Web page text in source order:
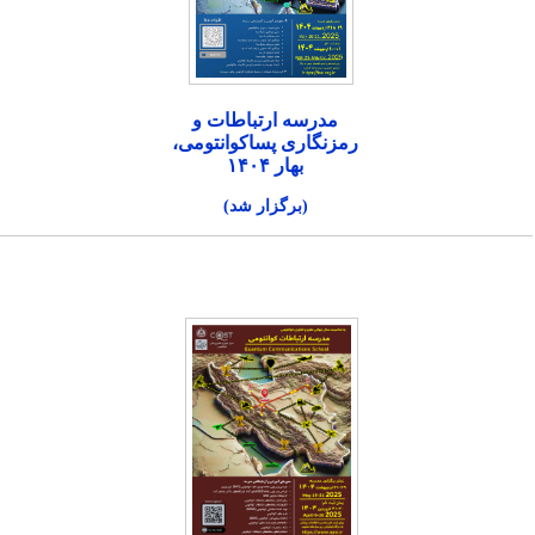
مدرسه ارتباطات و
رمزنگاری پساکوانتومی،
بهار ۱۴۰۴
(برگزار شد)